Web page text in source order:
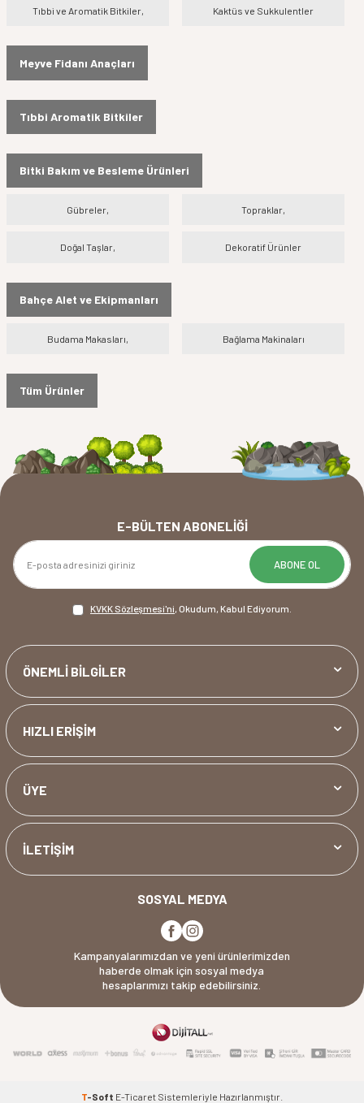
Tıbbi ve Aromatik Bitkiler, Kaktüs ve Sukkulentler
Meyve Fidanı Anaçları
Tıbbi Aromatik Bitkiler
Bitki Bakım ve Besleme Ürünleri
Gübreler, Topraklar,
Doğal Taşlar, Dekoratif Ürünler
Bahçe Alet ve Ekipmanları
Budama Makasları, Bağlama Makinaları
Tüm Ürünler
E-BÜLTEN ABONELIĞI
ABONE OL
KVKK Sözleşmesi'ni, Okudum, Kabul Ediyorum.
ÖNEMLİ BİLGİLER
HIZLI ERİŞİM
ÜYE
İLETİŞİM
SOSYAL MEDYA
Kampanyalarımızdan ve yeni ürünlerimizden
haberde olmak için sosyal medya
hesaplarımızı takip edebilirsiniz.
T-Soft E-Ticaret Sistemleriyle Hazırlanmıştır.